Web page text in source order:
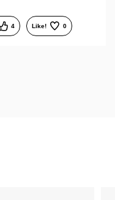
4 Like! 0